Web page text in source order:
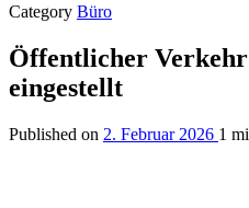
Category Büro
Öffentlicher
eingestellt
Published on 2. Februar 2026 1